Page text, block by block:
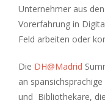
Unternehmer aus
Vorerfahrung in
Feld arbeiten oder
Die DH@Madrid
an
und Bibliothekare,